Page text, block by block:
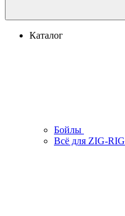
Каталог
Бойлы
Всё для ZIG-RIG